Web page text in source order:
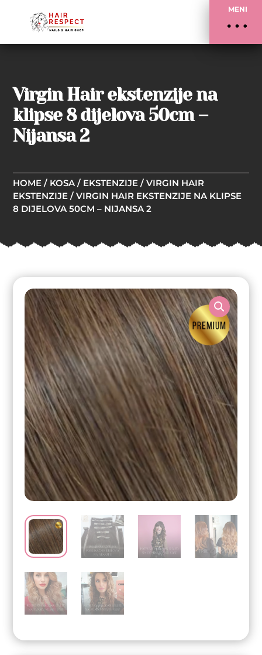
MENI
Virgin Hair ekstenzije na
klipse 8 dijelova 50cm –
Nijansa 2
HOME / KOSA / EKSTENZIJE /VIRGIN HAIR
EKSTENZIJE / VIRGIN HAIR EKSTENZIJE NA KLIPSE
8 DIJELOVA 50CM – NIJANSA 2